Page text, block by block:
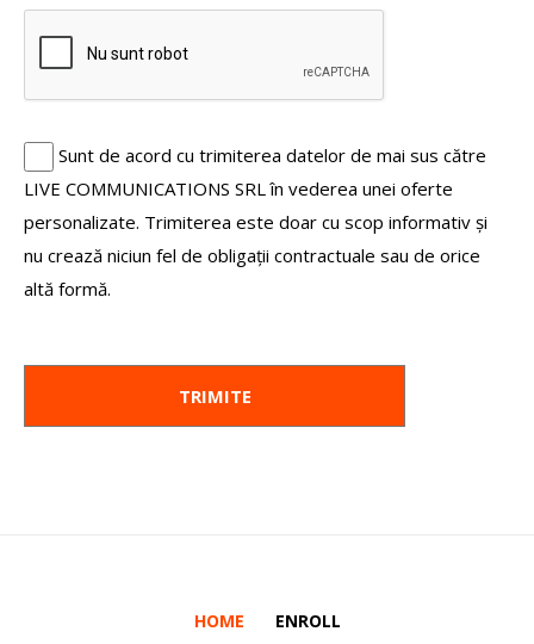
Sunt de acord cu trimiterea datelor de mai sus către
LIVE COMMUNICATIONS SRL în vederea unei oferte
personalizate. Trimiterea este doar cu scop informativ și
nu crează niciun fel de obligații contractuale sau de orice
altă formă.
HOME ENROLL